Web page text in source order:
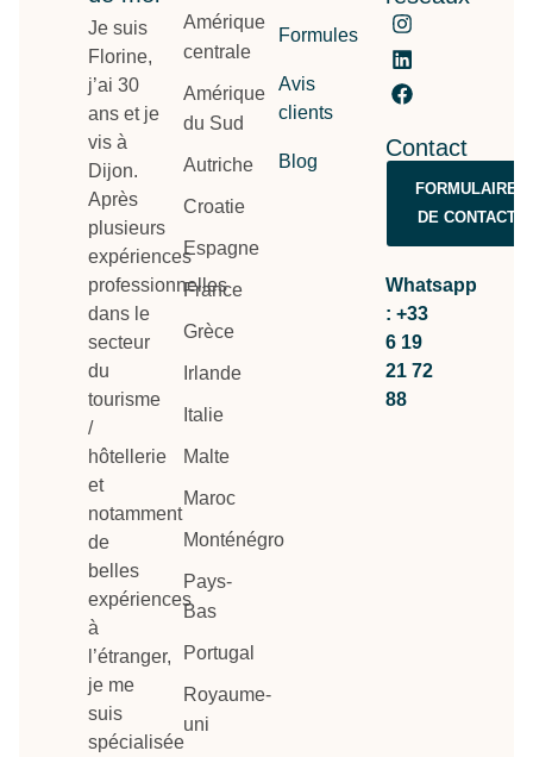
Je suis
Florine,
j’ai 30
ans et je
vis à
Dijon.
Après
plusieurs
expériences
professionnelles
dans le
secteur
du
tourisme
/
hôtellerie
et
notamment
de
belles
expériences
à
l’étranger,
je me
suis
spécialisée
Amérique
centrale
Amérique
du Sud
Autriche
Croatie
Espagne
France
Grèce
Irlande
Italie
Malte
Maroc
Monténégro
Pays-
Bas
Portugal
Royaume-
uni
Formules
Avis
clients
Blog
Contact
FORMULAIRE
DE CONTACT
Whatsapp
: +33
6 19
21 72
88